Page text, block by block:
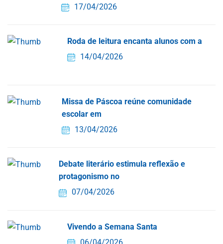
17/04/2026
Roda de leitura encanta alunos com a
14/04/2026
Missa de Páscoa reúne comunidade
escolar em
13/04/2026
Debate literário estimula reflexão e
protagonismo no
07/04/2026
Vivendo a Semana Santa